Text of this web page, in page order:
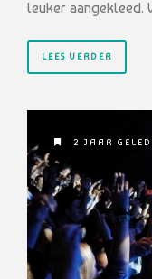
leuker aangekleed.
LEES VERDER
2 JAAR